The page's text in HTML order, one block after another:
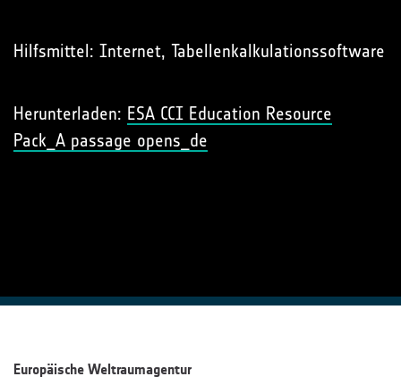
Hilfsmittel: Internet, Tabellenkalkulationssoftware
Herunterladen: ESA CCI Education Resource
Pack_A passage opens_de
Europäische Weltraumagentur